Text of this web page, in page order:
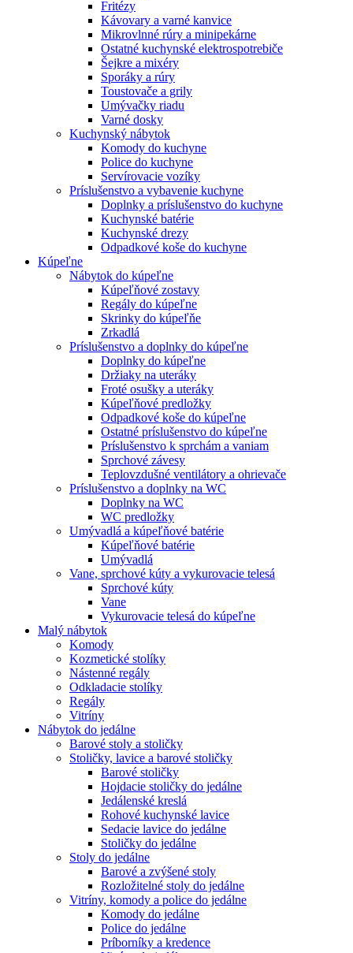
Fritézy
Kávovary a varné kanvice
Mikrovlnné rúry a minipekárne
Ostatné kuchynské elektrospotrebiče
Šejkre a mixéry
Sporáky a rúry
Toustovače a grily
Umývačky riadu
Varné dosky
Kuchynský nábytok
Komody do kuchyne
Police do kuchyne
Servírovacie vozíky
Príslušenstvo a vybavenie kuchyne
Doplnky a príslušenstvo do kuchyne
Kuchynské batérie
Kuchynské drezy
Odpadkové koše do kuchyne
Kúpeľne
Nábytok do kúpeľne
Kúpeľňové zostavy
Regály do kúpeľne
Skrinky do kúpeľňe
Zrkadlá
Príslušenstvo a doplnky do kúpeľne
Doplnky do kúpeľne
Držiaky na uteráky
Froté osušky a uteráky
Kúpeľňové predložky
Odpadkové koše do kúpeľne
Ostatné príslušenstvo do kúpeľne
Príslušenstvo k sprchám a vaniam
Sprchové závesy
Teplovzdušné ventilátory a ohrievače
Príslušenstvo a doplnky na WC
Doplnky na WC
WC predložky
Umývadlá a kúpeľňové batérie
Kúpeľňové batérie
Umývadlá
Vane, sprchové kúty a vykurovacie telesá
Sprchové kúty
Vane
Vykurovacie telesá do kúpeľne
Malý nábytok
Komody
Kozmetické stolíky
Nástenné regály
Odkladacie stolíky
Regály
Vitríny
Nábytok do jedálne
Barové stoly a stoličky
Stoličky, lavice a barové stoličky
Barové stoličky
Hojdacie stoličky do jedálne
Jedálenské kreslá
Rohové kuchynské lavice
Sedacie lavice do jedálne
Stoličky do jedálne
Stoly do jedálne
Barové a zvýšené stoly
Rozložitelné stoly do jedálne
Vitríny, komody a police do jedálne
Komody do jedálne
Police do jedálne
Príborníky a kredence